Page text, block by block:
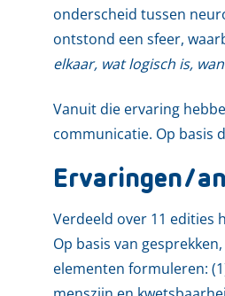
onderscheid tussen
ontstond een sfeer,
elkaar, wat logisch is,
Vanuit die ervaring
communicatie. Op basis
Ervaringen/
Verdeeld over 11 edities
Op basis van
elementen formuleren: